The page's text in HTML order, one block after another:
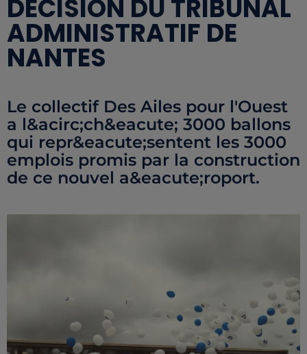
DÉCISION DU TRIBUNAL
ADMINISTRATIF DE
NANTES
Le collectif Des Ailes pour l'Ouest
a l&acirc;ch&eacute; 3000 ballons
qui repr&eacute;sentent les 3000
emplois promis par la construction
de ce nouvel a&eacute;roport.